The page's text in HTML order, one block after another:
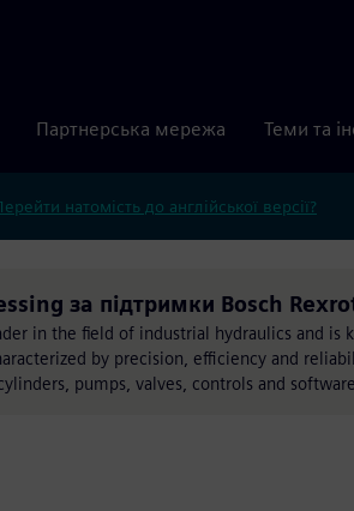
Партнерська мережа Теми та
натомість до англійської версії?
за підтримки Bosch
in the field of industrial hydraulics and is
by precision, efficiency and
pumps, valves, controls and